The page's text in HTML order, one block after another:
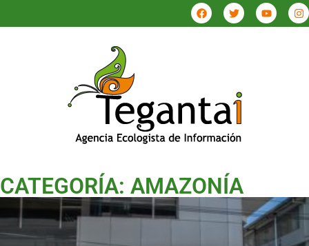
CATEGORÍA: AMAZONÍA